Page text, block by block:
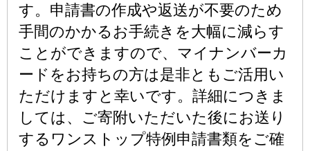
す。申請書の作成や返送が不要のため
手間のかかるお手続きを大幅に減らす
ことができますので、マイナンバーカ
ードをお持ちの方は是非ともご活用い
ただけますと幸いです。詳細につきま
しては、ご寄附いただいた後にお送り
するワンストップ特例申請書類をご確